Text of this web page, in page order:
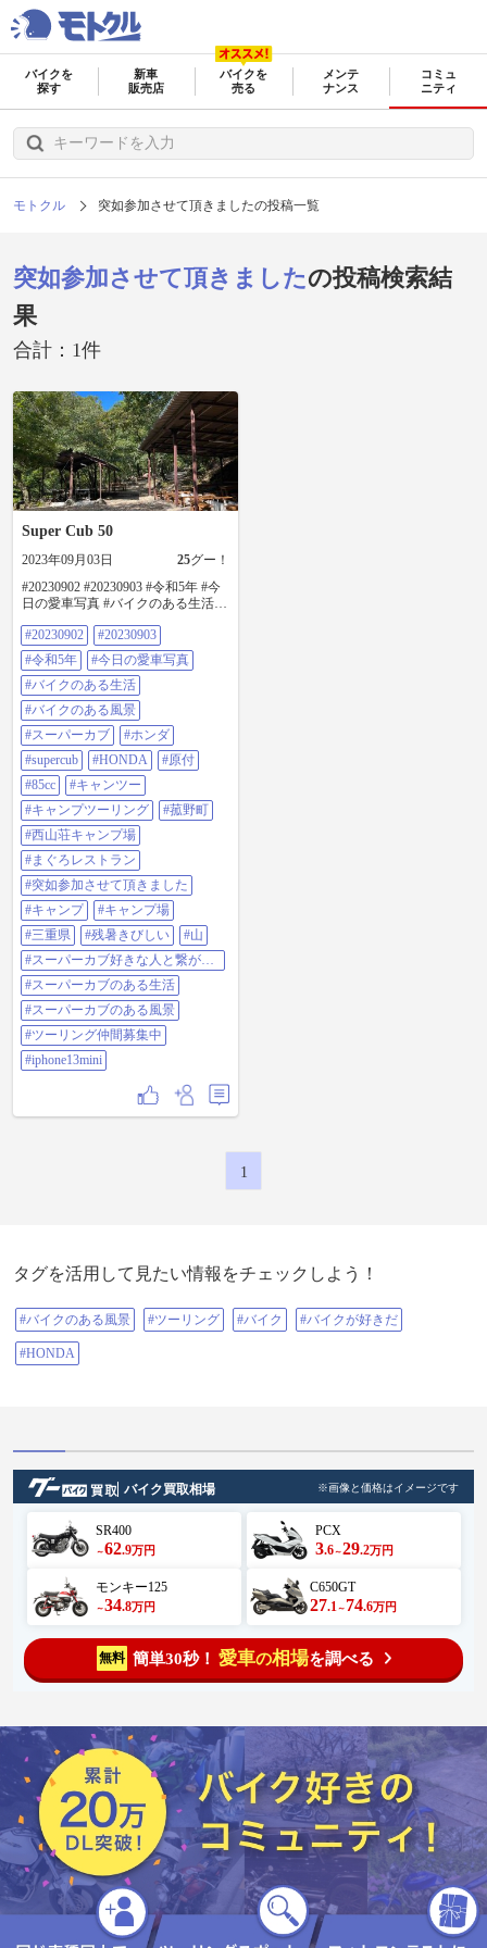
バイクを
探す
新車
販売店
バイクを
売る
メンテ
ナンス
コミュ
ニティ
モトクル 突如参加させて頂きましたの投稿一覧
突如参加させて頂きましたの投稿検索結
果
合計：1件
Super Cub 50
2023年09月03日 25グー！
#20230902 #20230903 #令和5年 #今
日の愛車写真 #バイクのある生活 #
ホンダ #supercub #honda #原付 #85cc
#キャンツー #キャンプツーリング
#菰野町 #西山荘キャンプ場 #まぐ
ろレストラン #突如参加させて頂き
ました #キャンプ #キャンプ場 #三
重県 #残暑きびしい #山 #スーパー
カブ好きな人と繋がりたい #スーパ
ーカブのある生活 #スーパーカブの
ある風景 #ツーリング仲間募集中
#iphone13mini
#20230902
#20230903
#令和5年
#今日の愛車写真
#バイクのある生活
#バイクのある風景
#スーパーカブ
#ホンダ
#supercub
#HONDA
#原付
#85cc
#キャンツー
#キャンプツーリング
#菰野町
#西山荘キャンプ場
#まぐろレストラン
#突如参加させて頂きました
#キャンプ
#キャンプ場
#三重県
#残暑きびしい
#山
#スーパーカブ好きな人と繋がり
たい
#スーパーカブのある生活
#スーパーカブのある風景
#ツーリング仲間募集中
#iphone13mini
1
タグを活用して見たい情報をチェックしよう！
#バイクのある風景 #ツーリング #バイク #バイクが好きだ
#HONDA
バイク買取相場 ※画像と価格はイメージです
SR400
～62.9万円
PCX
3.6～29.2万円
モンキー125
～34.8万円
C650GT
27.1 ～ 74.6万円
無料 簡単30秒！ 愛車の相場を調べる